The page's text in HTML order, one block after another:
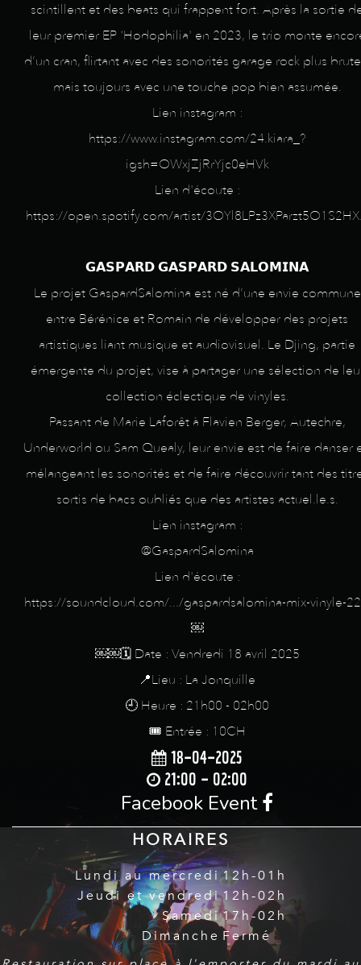
scintillent et des beats qui frappent fort. Après la sortie
leur premier EP 'Hodophilia' en 2023, le trio monte
d’un cran, flirtant avec des sonorités garage rock plus
mais toujours avec une touche pop bien assumée.
Lien instagram :
https://www.instagram.com/24.kiara_?
igsh=OWxjZjRrYjc0eHVk
Lien d'écoute :
https://open.spotify.com/artist/
𝗚𝗔𝗦𝗣𝗔𝗥𝗗 𝗚𝗔𝗦𝗣𝗔𝗥𝗗 𝗦𝗔𝗟𝗢𝗠𝗜𝗡𝗔
Le projet GaspardSalomina est né d’une envie commune
entre Bérénice et Romain de développer des projets
artistiques liant musique et audiovisuel. Le Djing, partie
émergente du projet, vise à partager une sélection de
collection éclectique de vinyles.
Passant de Marie Laforêt à Flavien Berger, Autechre,
Underworld ou Sam Quealy, leur envie est de faire danser
mélangeant les sonorités et de faire découvrir tant des
sortis de bacs oubliés que des artistes actuel.le.s.
Lien instagram :
@GaspardSalomina
Lien d'écoute :
https://soundcloud.com/.../gaspardsalomina-mix-vinyle-
￼
￼￼🗓️ Date : Vendredi 18 avril 2025
📍Lieu : La Jonquille
🕘 Heure : 21h00 - 02h00
🎟️ Entrée : 10CH
18-04-2025
21:00 - 02:00
Facebook Event
HORAIRES
Lundi au mercredi
Jeudi et vendredi
Samedi
Dimanche
12h-01h
12h-02h
17h-02h
Fermé